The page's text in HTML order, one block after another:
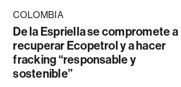
COLOMBIA
De la Espriella se compromete a
recuperar Ecopetrol y a hacer
fracking “responsable y
sostenible”